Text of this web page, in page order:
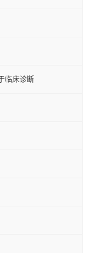
临床诊断